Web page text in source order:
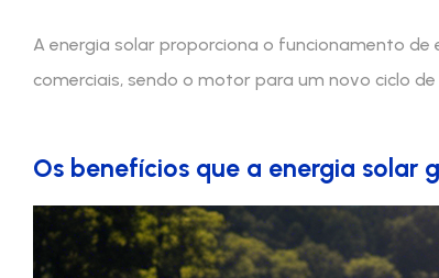
A energia solar proporciona o funcionamento
comerciais, sendo o motor para um novo ciclo
Os benefícios que a energia solar